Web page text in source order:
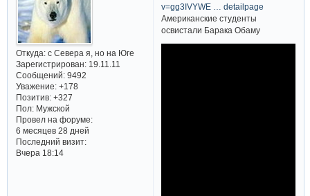
Откуда:с Севера я, но на Юге
Зарегистрирован: 19.11.11
Сообщений:9492
Уважение: +178
Позитив: +327
Пол:Мужской
Провел на форуме:
6 месяцев 28 дней
Последний визит:
Вчера 18:14
v=gg3IVYWE … detailpage
Американские студенты
освистали Барака Обаму